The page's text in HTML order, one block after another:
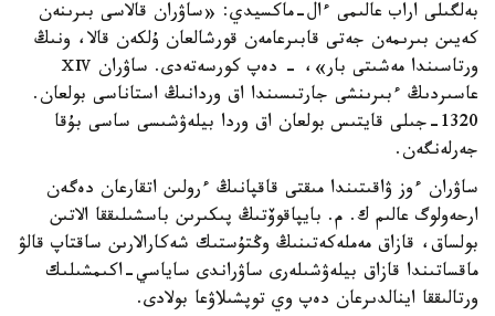
بەلگىلى اراب عالىمى ءال-ماكسيدي: «ساۋران قالاسى بىرىنەن
كەيىن بىرىمەن جەتى قابىرعامەن قورشالعان ۇلكەن قالا، ونىڭ
ورتاسىندا مەشىتى بار»، - دەپ كورسەتەدى. ساۋران ⅩⅣ
عاسىردىڭ ءبىرىنشى جارتىسىندا اق وردانىڭ استاناسى بولعان.
1320-جىلى قايتىس بولعان اق وردا بيلەۋشىسى ساسى بۇقا
جەرلەنگەن.
ساۋران ءوز ۋاقىتىندا مىقتى قاقپانىڭ ءرولىن اتقارعان دەگەن
ارحەولوگ عالىم ك. م. بايپاقوۆتىڭ پىكىرىن باسشىلىققا الاتىن
بولساق، قازاق مەملەكەتىنىڭ وڭتۇستىك شەكارالارىن ساقتاپ قالۋ
ماقساتىندا قازاق بيلەۋشىلەرى ساۋراندى ساياسي-اكىمشىلىك
ورتالىققا اينالدىرعان دەپ وي توپشىلاۋعا بولادى.